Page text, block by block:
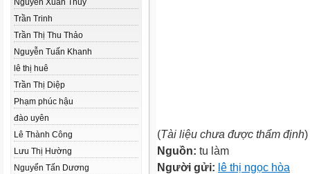
Nguyễn Xuân Thuỷ
Trần Trinh
Trần Thị Thu Thảo
Nguyễn Tuấn Khanh
lê thị huê
Trần Thị Diệp
Phạm phúc hậu
đào uyên
Lê Thành Công
Lưu Thị Hường
Nguyển Tấn Dương
(Tài liệu chưa được thẩm định)
Nguồn: tu làm
Người gửi: lê thị ngọc hòa